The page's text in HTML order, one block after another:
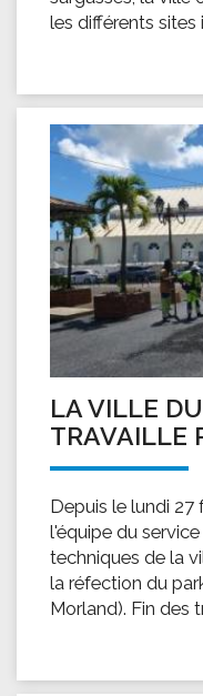
les différents sites
LA VILLE
TRAVAILLE
Depuis le lundi 27
l'équipe du
techniques de la
la réfection du
Morland). Fin des